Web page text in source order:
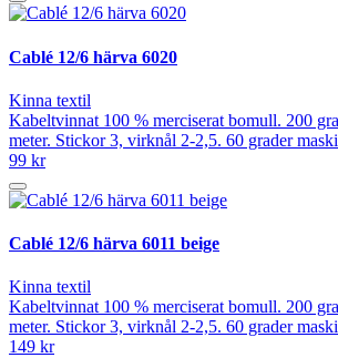
Cablé 12/6 härva 6020
Kinna textil
Kabeltvinnat 100 % merciserat bomull. 200
meter. Stickor 3, virknål 2-2,5. 60 grader
99 kr
Cablé 12/6 härva 6011 beige
Kinna textil
Kabeltvinnat 100 % merciserat bomull. 200
meter. Stickor 3, virknål 2-2,5. 60 grader
149 kr